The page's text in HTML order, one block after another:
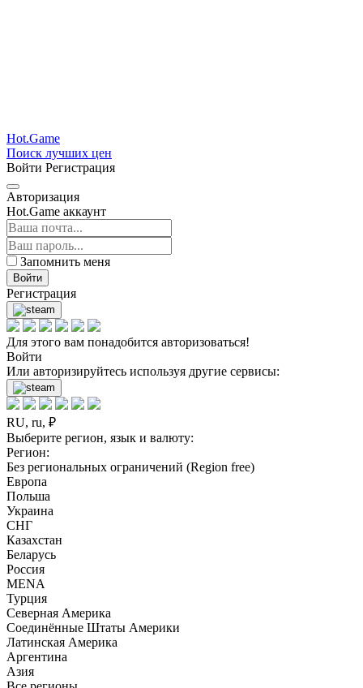
Hot.Game
Поиск лучших цен
Войти Регистрация
Авторизация
Hot.Game аккаунт
Запомнить меня
Войти
Регистрация
Для этого вам понадобится авторизоваться!
Войти
Или авторизируйтесь используя другие сервисы:
RU, ru, ₽
Выберите регион, язык и валюту:
Регион:
Без региональных ограничений (Region free)
Европа
Польша
Украина
СНГ
Казахстан
Беларусь
Россия
MENA
Турция
Северная Америка
Соединённые Штаты Америки
Латинская Америка
Аргентина
Азия